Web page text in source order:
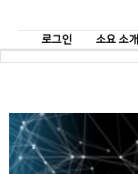
로그인
소요 소개